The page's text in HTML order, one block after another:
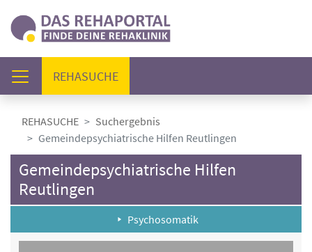
REHASUCHE(AKTUELL)
REHASUCHE
Suchergebnis
Gemeindepsychiatrische Hilfen Reutlingen
Gemeindepsychiatrische Hilfen
Reutlingen
Psychosomatik